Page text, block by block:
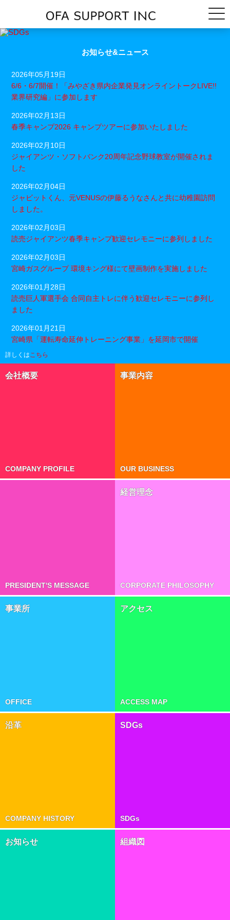
お知らせ&ニュース
2026年05月19日
6/6・6/7開催！「みやざき県内企業発見オンライントークLIVE!!
業界研究編」に参加します
2026年02月13日
春季キャンプ2026 キャンプツアーに参加いたしました
2026年02月10日
ジャイアンツ・ソフトバンク20周年記念野球教室が開催されま
した
2026年02月04日
ジャビットくん、元VENUSの伊藤るうなさんと共に幼稚園訪問
しました。
2026年02月03日
読売ジャイアンツ春季キャンプ歓迎セレモニーに参列しました
2026年02月03日
宮崎ガスグループ 環境キング様にて壁画制作を実施しました
2026年01月28日
読売巨人軍選手会 合同自主トレに伴う歓迎セレモニーに参列し
ました
2026年01月21日
宮崎県「運転寿命延伸トレーニング事業」を延岡市で開催
詳しくはこちら
会社概要
COMPANY PROFILE
事業内容
OUR BUSINESS
PRESIDENT'S MESSAGE
経営理念
CORPORATE PHILOSOPHY
事業所
OFFICE
アクセス
ACCESS MAP
沿革
COMPANY HISTORY
SDGs
SDGs
お知らせ 組織図